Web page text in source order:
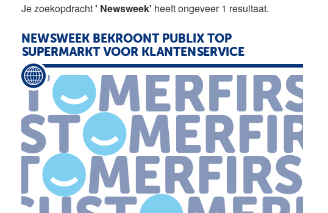
Je zoekopdracht' Newsweek' heeft ongeveer 1 resultaat.
NEWSWEEK BEKROONT PUBLIX TOP
SUPERMARKT VOOR KLANTENSERVICE